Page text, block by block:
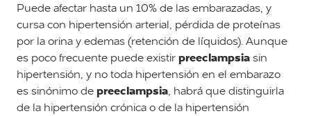
Puede afectar hasta un 10% de las embarazadas, y
cursa con hipertensión arterial, pérdida de proteínas
por la orina y edemas (retención de líquidos). Aunque
es poco frecuente puede existir preeclampsiasin
hipertensión, y no toda hipertensión en el embarazo
es sinónimo de preeclampsia, habrá que distinguirla
de la hipertensión crónica o de la hipertensión